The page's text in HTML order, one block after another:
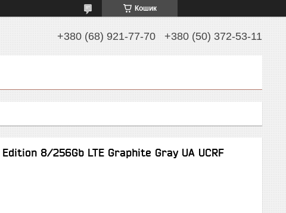
Кошик
+380 (68) 921-77-70 +380 (50) 372-53-11
8/256Gb LTE Graphite Gray UA UCRF